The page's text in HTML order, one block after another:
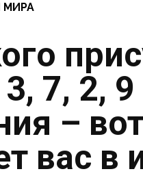
МИРА
7, 2, 9
–
вас в